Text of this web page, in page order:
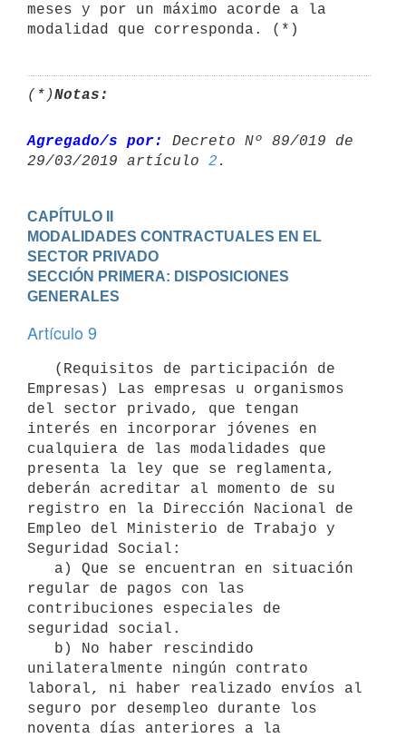
meses y por un máximo acorde a la
modalidad que corresponda. (*)
(*)Notas:
Agregado/s por:
Decreto Nº 89/019 de
29/03/2019 artículo 2
CAPÍTULO II
MODALIDADES CONTRACTUALES EN EL
SECTOR PRIVADO
SECCIÓN PRIMERA: DISPOSICIONES
GENERALES
Artículo 9
Empresas) Las empresas u organismos
del sector privado, que tengan
interés en incorporar jóvenes en
cualquiera de las modalidades que
presenta la ley que se reglamenta,
deberán acreditar al momento de su
registro en la Dirección Nacional de
Empleo del Ministerio de Trabajo y
Seguridad Social:
regular de pagos con las
contribuciones especiales de
seguridad social.
unilateralmente ningún contrato
laboral, ni haber realizado envíos al
seguro por desempleo durante los
noventa días anteriores a la